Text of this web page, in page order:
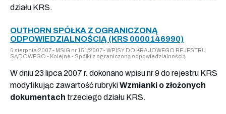
działu KRS.
OUTHORN SPÓŁKA Z OGRANICZONĄ
ODPOWIEDZIALNOŚCIĄ (KRS 0000146990)
6 sierpnia 2007 - MSiG nr 151/2007 - WPISY DO KRAJOWEGO REJESTRU
SĄDOWEGO - Kolejne - Spółki z ograniczoną odpowiedzialnością
W dniu 23 lipca 2007 r. dokonano wpisu nr 9 do rejestru KRS
modyfikując zawartość rubrykiWzmianki o złożonych
dokumentach trzeciego działu KRS.